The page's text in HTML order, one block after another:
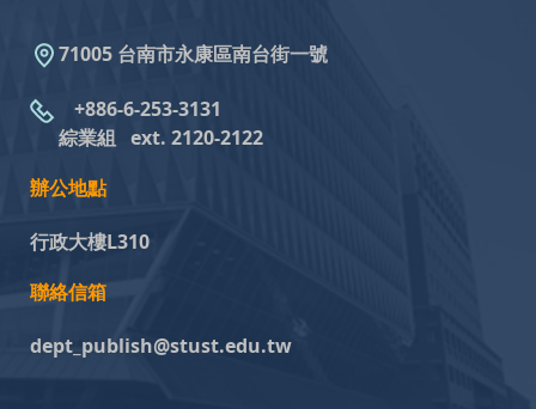
71005 台南市永康區南台街一號
+886-6-253-3131
綜業組 ext. 2120-2122
辦公地點
行政大樓L310
聯絡信箱
dept_publish@stust.edu.tw